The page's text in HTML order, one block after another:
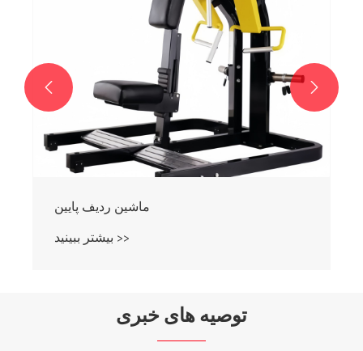
ماشین ردیف پایین
بیشتر ببینید >>
 
توصیه های خبری